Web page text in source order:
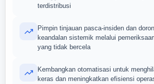
terdistribusi
Pimpin tinjauan pasca-insiden dan
keandalan sistemik melalui
yang tidak bercela
Kembangkan otomatisasi untuk
keras dan meningkatkan efisiensi